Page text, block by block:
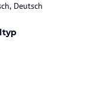
Deutsch